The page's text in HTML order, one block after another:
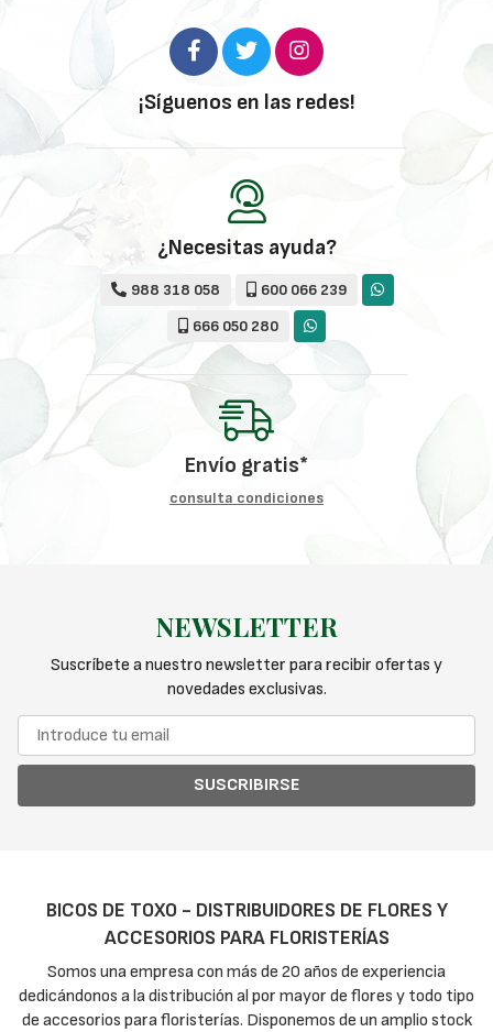
¡Síguenos en las redes!
¿Necesitas ayuda?
988 318 058
600 066 239
666 050 280
Envío gratis*
consulta condiciones
NEWSLETTER
Suscríbete a nuestro newsletter para recibir ofertas y
novedades exclusivas.
SUSCRIBIRSE
BICOS DE TOXO - DISTRIBUIDORES DE FLORES Y
ACCESORIOS PARA FLORISTERÍAS
Somos una empresa con más de 20 años de experiencia
dedicándonos a la distribución al por mayor de flores y todo tipo
de accesorios para floristerías. Disponemos de un amplio stock